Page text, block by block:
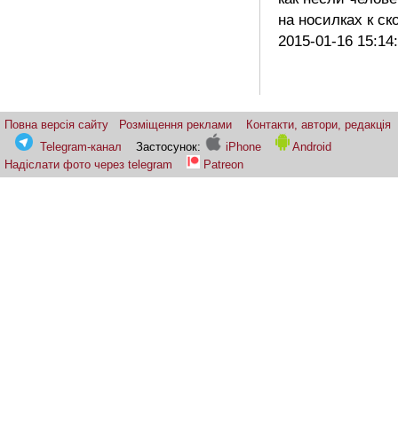
на носилках к
2015-01-16
Повна версія сайту Розміщення реклами
Контакти, автори, редакція
Telegram-канал
Застосунок: iPhone
Android
Надіслати фото через telegram
Patreon